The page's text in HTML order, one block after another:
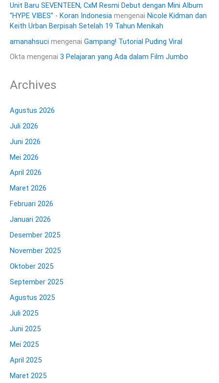
Unit Baru SEVENTEEN, CxM Resmi Debut dengan Mini Album
“HYPE VIBES” - Koran Indonesia mengenai Nicole Kidman dan
Keith Urban Berpisah Setelah 19 Tahun Menikah
amanahsuci mengenai Gampang! Tutorial Puding Viral
Okta mengenai 3 Pelajaran yang Ada dalam Film Jumbo
Archives
Agustus 2026
Juli 2026
Juni 2026
Mei 2026
April 2026
Maret 2026
Februari 2026
Januari 2026
Desember 2025
November 2025
Oktober 2025
September 2025
Agustus 2025
Juli 2025
Juni 2025
Mei 2025
April 2025
Maret 2025